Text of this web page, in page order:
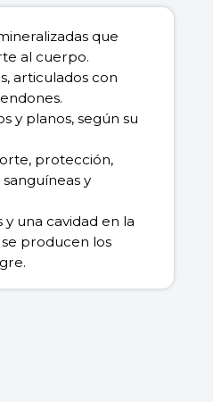
que
al cuerpo.
articulados con
y planos, según su
protección,
y
y una cavidad en la
producen los